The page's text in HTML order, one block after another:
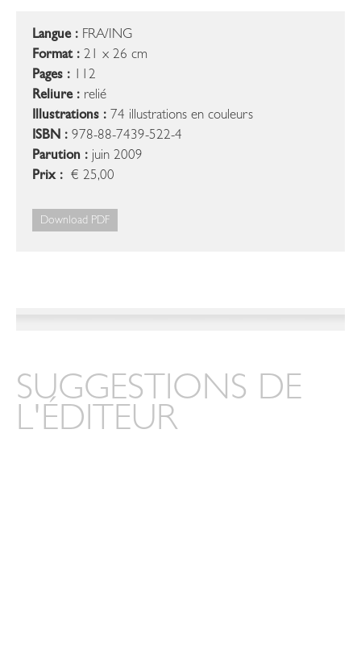
Langue : FRA/ING
Format : 21 x 26 cm
Pages : 112
Reliure : relié
Illustrations : 74 illustrations en couleurs
ISBN : 978-88-7439-522-4
Parution : juin 2009
Prix : € 25,00
Download PDF
SUGGESTIONS DE
L'ÉDITEUR